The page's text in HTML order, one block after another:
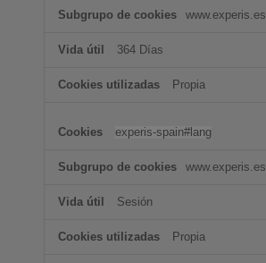
www.experis.es
364 Días
Propia
experis-spain#lang
www.experis.es
Sesión
Propia